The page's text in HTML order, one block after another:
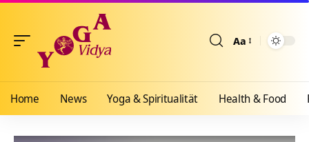
Aa
Home News Yoga & Spiritualität Health & Food